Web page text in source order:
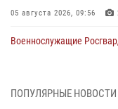
05 августа 2026, 09:56
Военнослужащие
ПОПУЛЯРНЫЕ НОВОСТИ